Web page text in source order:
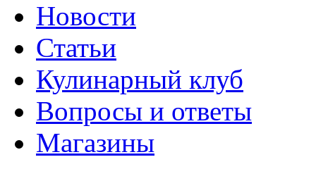
Новости
Статьи
Кулинарный клуб
Вопросы и ответы
Магазины